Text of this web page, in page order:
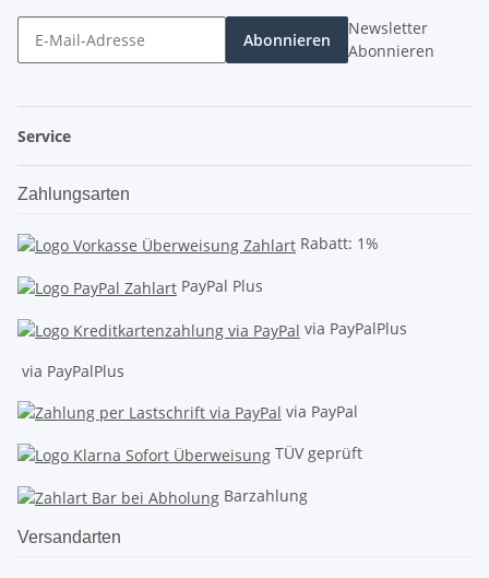
Abonnieren
Newsletter
Abonnieren
Service
Zahlungsarten
Rabatt: 1%
PayPal Plus
via PayPalPlus
via PayPalPlus
via PayPal
TÜV geprüft
Barzahlung
Versandarten